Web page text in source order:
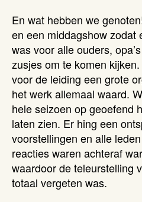
En wat hebben we
en een middagshow zodat
was voor alle ouders,
zusjes om te komen
voor de leiding een grote
het werk allemaal waard.
hele seizoen op geoefend
laten zien. Er hing een
voorstellingen en alle
reacties waren achteraf
waardoor de teleurstelling
totaal vergeten was.